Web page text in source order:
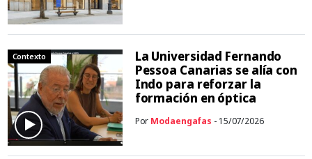
Contexto
La Universidad Fernando
Pessoa Canarias se alía con
Indo para reforzar la
formación en óptica
Por Modaengafas - 15/07/2026